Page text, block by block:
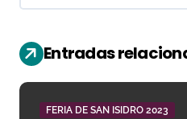
i
ó
n
Entradas
FERIA DE SAN ISIDRO 2023